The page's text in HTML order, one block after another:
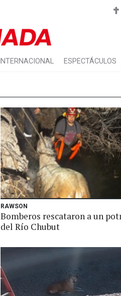
INTERNACIONAL ESPECTÁCULOS
RAWSON
Bomberos rescataron a un
del Río Chubut